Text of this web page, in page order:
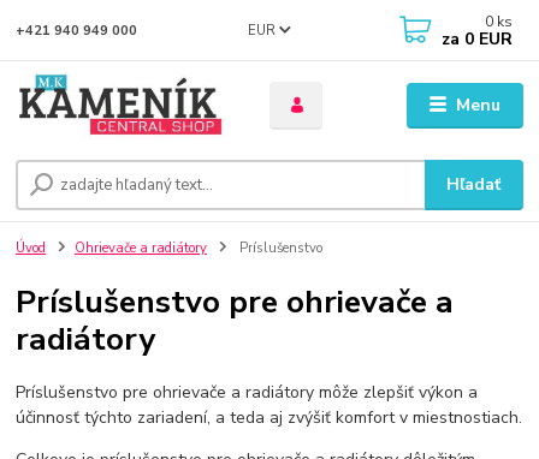
Menu
EUR
Hľadať
+421 940 949 000 0 ks
za 0 EUR
Úvod Ohrievače a radiátory Príslušenstvo
Príslušenstvo pre ohrievače a
radiátory
Príslušenstvo pre ohrievače a radiátory môže zlepšiť výkon a
účinnosť týchto zariadení, a teda aj zvýšiť komfort v miestnostiach.